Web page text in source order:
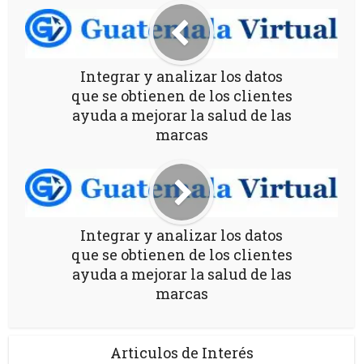
Integrar y analizar los datos
que se obtienen de los clientes
ayuda a mejorar la salud de las
marcas
Integrar y analizar los datos
que se obtienen de los clientes
ayuda a mejorar la salud de las
marcas
Articulos de Interés